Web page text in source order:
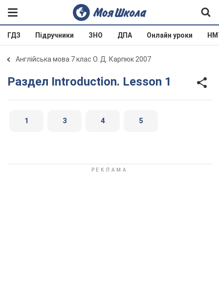
ГДЗ Підручники ЗНО ДПА Онлайн уроки
Англійська мова 7 клас О. Д. Карпюк 2007
Раздел Introduction. Lesson 1
1 3 4 5